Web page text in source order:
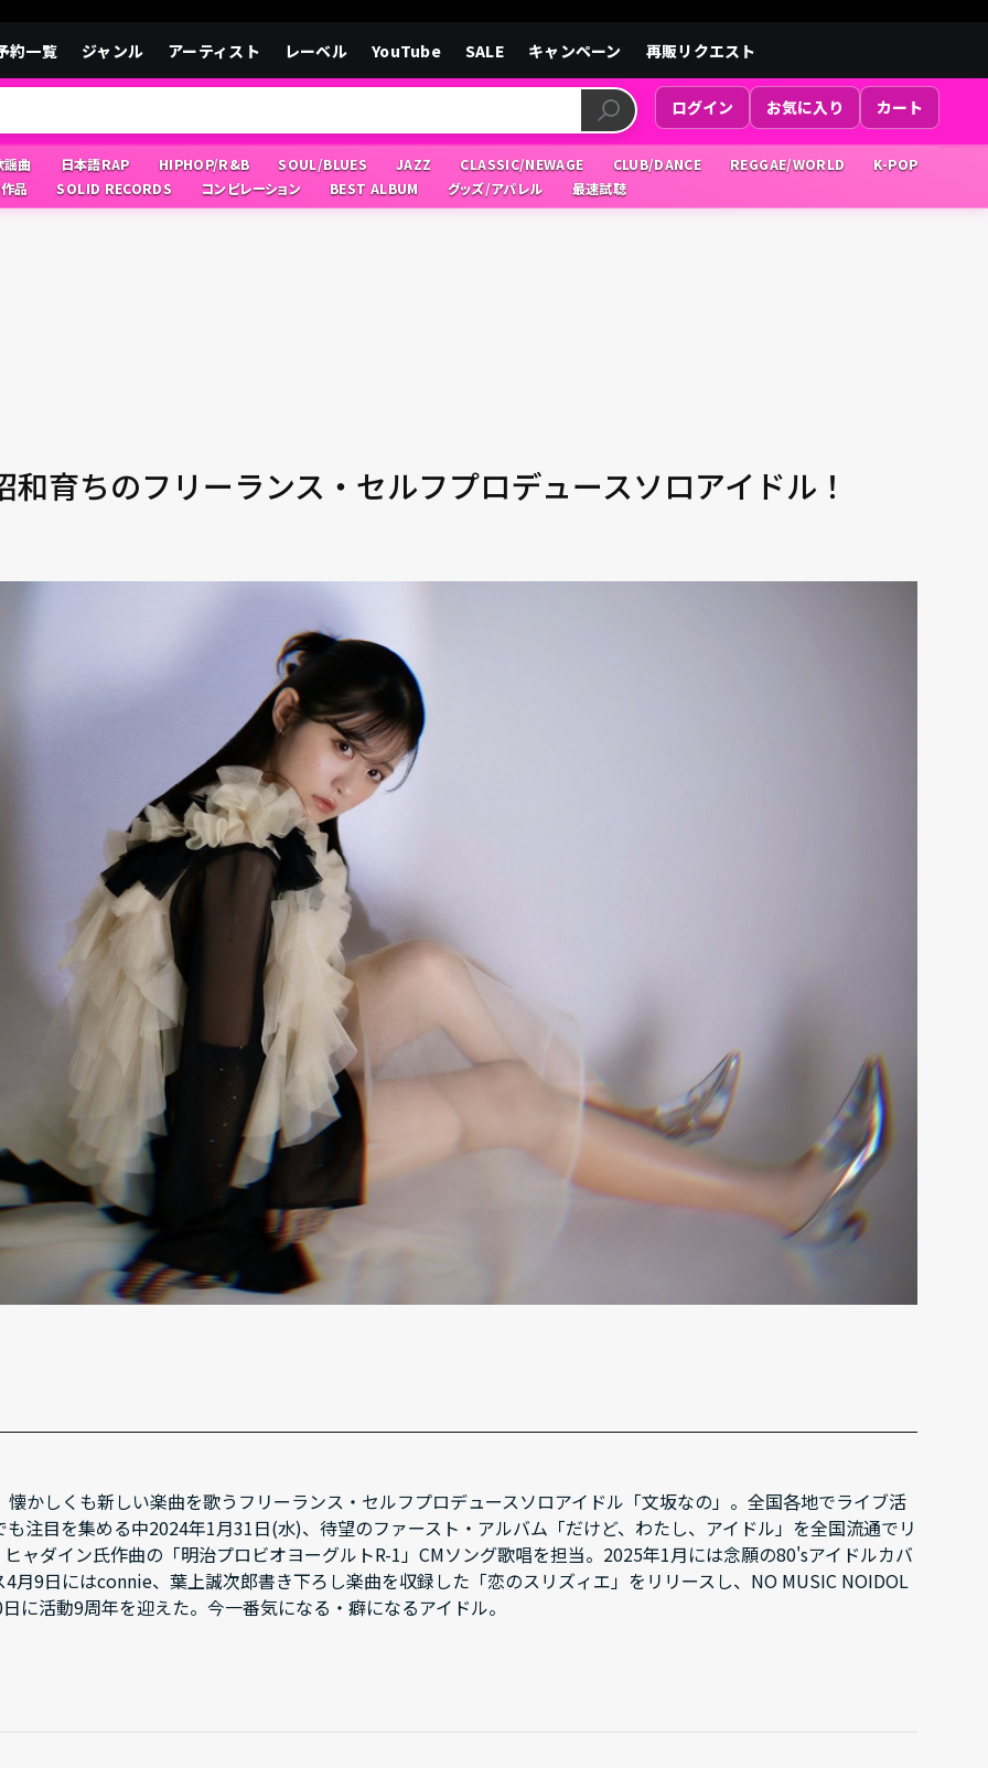
約一覧 ジャンル アーティスト レーベル YouTube SALE キャンペーン 再販リクエスト
ログイン お気に入り カート
曲 日本語RAP HIPHOP/R&B SOUL/BLUES JAZZ CLASSIC/NEWAGE CLUB/DANCE REGGAE/WORLD
K-POP
品
SOLID RECORDS コンピレーション BEST ALBUM グッズ/アパレル 最速試聴
和育ちのフリーランス・セルフプロデュースソロアイドル！
かしくも新しい楽曲を歌うフリーランス・セルフプロデュースソロアイドル「文坂なの」。全国各地でライブ活
注目を集める中2024年1月31日(水)、待望のファースト・アルバム「だけど、わたし、アイドル」を全国流通でリ
ャダイン氏作曲の「明治プロビオヨーグルトR-1」CMソング歌唱を担当。2025年1月には念願の80'sアイドルカバ
月9日にはconnie、葉上誠次郎書き下ろし楽曲を収録した「恋のスリズィエ」をリリースし、NO MUSIC NOIDOL
に活動9周年を迎えた。今一番気になる・癖になるアイドル。